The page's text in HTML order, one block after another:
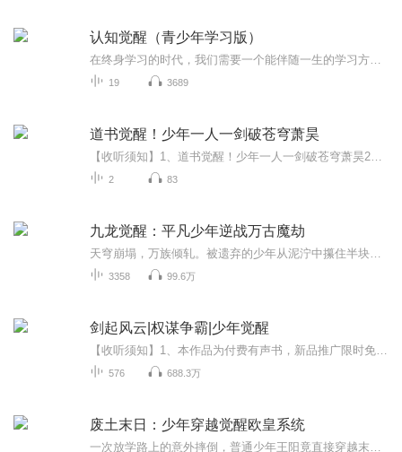
认知觉醒（青少年学习版）
19 3689
道书觉醒！少年一人一剑破苍穹萧昊
2 83
九龙觉醒：平凡少年逆战万古魔劫
3358 99.6万
剑起风云|权谋争霸|少年觉醒
576 688.3万
废土末日：少年穿越觉醒欧皇系统